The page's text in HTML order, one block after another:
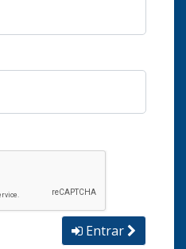
Entrar